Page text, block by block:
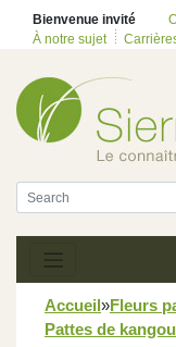
Bienvenue invité
À notre sujet
Accueil»Fleurs
Pattes de